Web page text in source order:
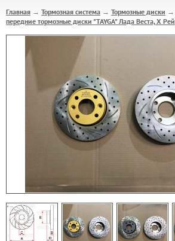
Главная → Тормозная система → Тормозные диски →
передние тормозные диски "TAYGA" Лада Веста, Х Рей